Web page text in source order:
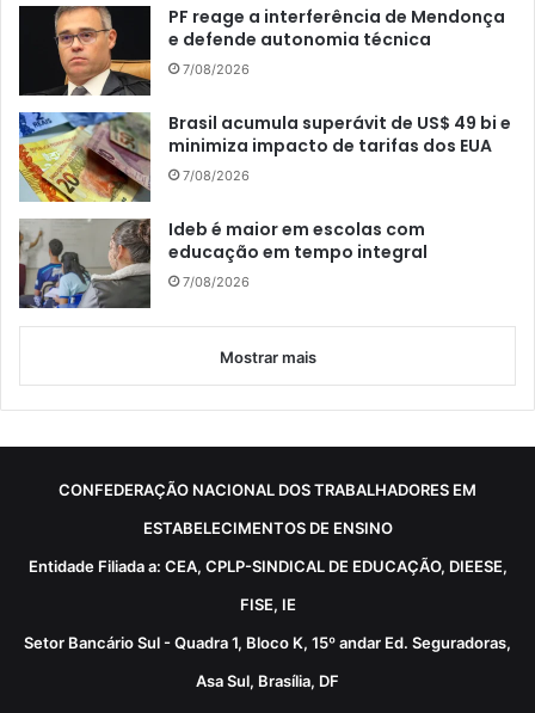
PF reage a interferência de Mendonça
e defende autonomia técnica
7/08/2026
Brasil acumula superávit de US$ 49 bi e
minimiza impacto de tarifas dos EUA
7/08/2026
Ideb é maior em escolas com
educação em tempo integral
7/08/2026
Mostrar mais
CONFEDERAÇÃO NACIONAL DOS TRABALHADORES EM
ESTABELECIMENTOS DE ENSINO
Entidade Filiada a: CEA, CPLP-SINDICAL DE EDUCAÇÃO, DIEESE,
FISE, IE
Setor Bancário Sul - Quadra 1, Bloco K, 15º andar Ed. Seguradoras,
Asa Sul, Brasília, DF